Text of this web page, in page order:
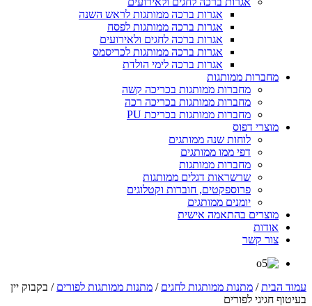
אגרות ברכה ממותגות לראש השנה
אגרות ברכה ממותגות לפסח
אגרות ברכה לחגים ולאירועים
אגרות ברכה ממותגות לכריסמס
אגרות ברכה לימי הולדת
מחברות ממותגות
מחברות ממותגות בכריכה קשה
מחברות ממותגות בכריכה רכה
מחברות ממותגות בכריכת PU
מוצרי דפוס
לוחות שנה ממותגים
דפי ממו ממותגים
מחברות ממותגות
שרשראות דגלים ממותגות
פרוספקטים, חוברות וקטלוגים
יומנים ממותגים
מוצרים בהתאמה אישית
אודות
צור קשר
עמוד הבית/ מתנות ממותגות לחגים / מתנות ממותגות לפורים / בקבוק יין
בעיטוף חגיגי לפורים